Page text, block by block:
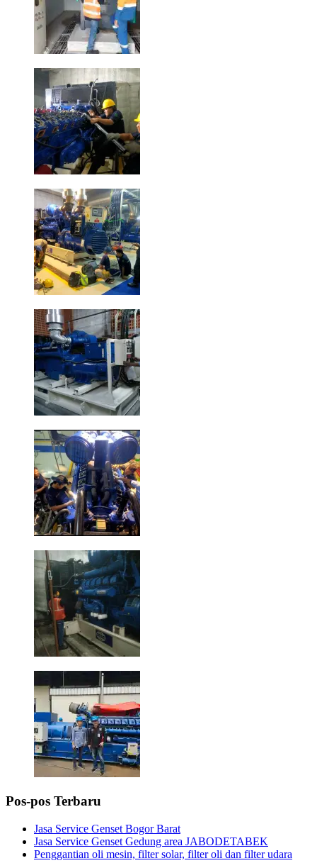
Pos-pos Terbaru
Jasa Service Genset Bogor Barat
Jasa Service Genset Gedung area JABODETABEK
Penggantian oli mesin, filter solar, filter oli dan filter udara